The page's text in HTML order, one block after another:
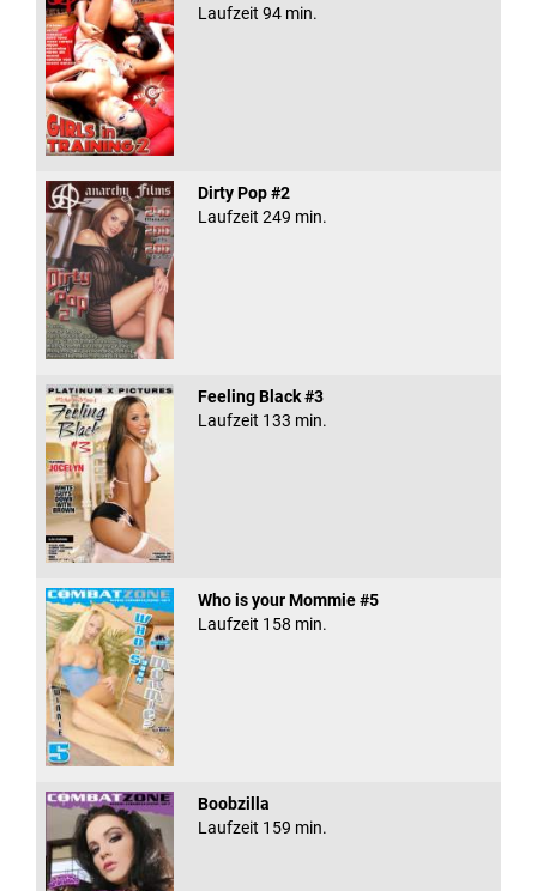
Laufzeit 94 min.
Dirty Pop #2
Laufzeit 249 min.
Feeling Black #3
Laufzeit 133 min.
Who is your Mommie #5
Laufzeit 158 min.
Boobzilla
Laufzeit 159 min.